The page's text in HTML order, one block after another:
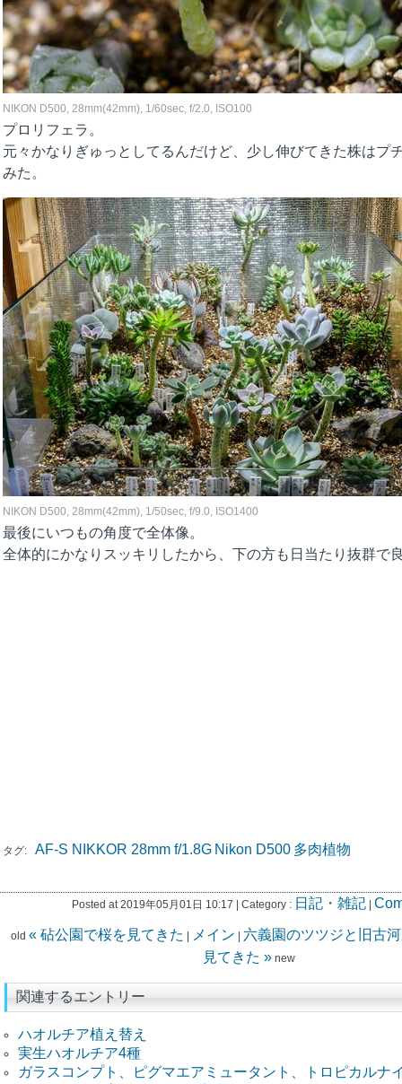
NIKON D500, 28mm(42mm), 1/60sec, f/2.0, ISO100
プロリフェラ。
元々かなりぎゅっとしてるんだけど、少し伸びてきた株はプ
みた。
NIKON D500, 28mm(42mm), 1/50sec, f/9.0, ISO1400
最後にいつもの角度で全体像。
全体的にかなりスッキリしたから、下の方も日当たり抜群で
タグ: AF-S NIKKOR 28mm f/1.8G Nikon D500 多肉植物
Posted at 2019年05月01日 10:17 | Category : 日記・雑記
old « 砧公園で桜を見てきた メイン
六義園のツツジと旧古
見てきた » new
関連するエントリー
ハオルチア植え替え
実生ハオルチア4種
ガラスコンプト、ピグマエアミュータント、トロピカルナ